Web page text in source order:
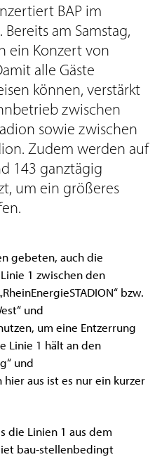
BAP im
Bereits am Samstag,
ein Konzert von
alle Gäste
können, verstärkt
zwischen
sowie zwischen
Zudem werden auf
143 ganztägig
um ein größeres
gebeten, auch die
1 zwischen den
bzw.
und
um eine Entzerrung
Linie 1 hält an den
und
hier aus ist es nur ein kurzer
die Linien 1 aus dem
bau-stellenbedingt